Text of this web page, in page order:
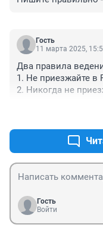
Гость
11 марта 2025,
Два правила
1. Не приезжайте в
2. Никогда не
Гость
Войти